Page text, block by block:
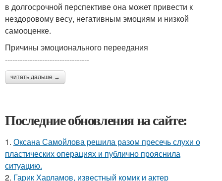
в долгосрочной перспективе она может привести к
нездоровому весу, негативным эмоциям и низкой
самооценке.
Причины эмоционального переедания
----------------------------------
читать дальше →
Последние обновления на сайте:
1. Оксана Самойлова решила разом пресечь слухи о
пластических операциях и публично прояснила
ситуацию.
2. Гарик Харламов, известный комик и актер